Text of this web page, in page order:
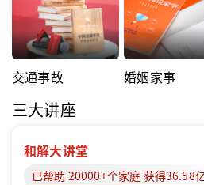
交通事故 婚姻家事
三大讲座
和解大讲堂